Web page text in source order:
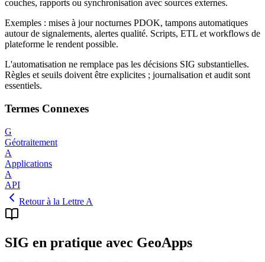
couches, rapports ou synchronisation avec sources externes.
Exemples : mises à jour nocturnes PDOK, tampons automatiques
autour de signalements, alertes qualité. Scripts, ETL et workflows de
plateforme le rendent possible.
L'automatisation ne remplace pas les décisions SIG substantielles.
Règles et seuils doivent être explicites ; journalisation et audit sont
essentiels.
Termes Connexes
G
Géotraitement
A
Applications
A
API
Retour à la Lettre A
SIG en pratique avec GeoApps